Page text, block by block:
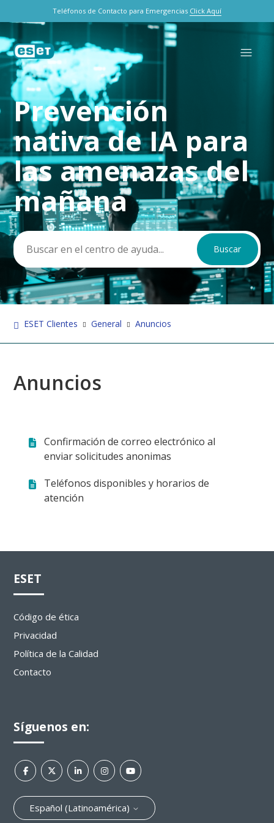
Teléfonos de Contacto para Emergencias Click Aquí
Búsqueda
Prevención
nativa de IA para
las amenazas del
mañana
ESET Clientes General Anuncios
Anuncios
Confirmación de correo electrónico al
enviar solicitudes anonimas
Teléfonos disponibles y horarios de
atención
ESET
Código de ética
Privacidad
Política de la Calidad
Contacto
Síguenos en:
Español (Latinoamérica)